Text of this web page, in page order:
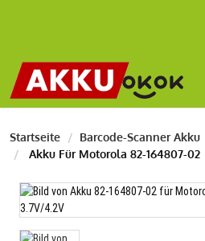
Startseite Barcode-Scanner Akku
Akku Für Motorola 82-164807-02